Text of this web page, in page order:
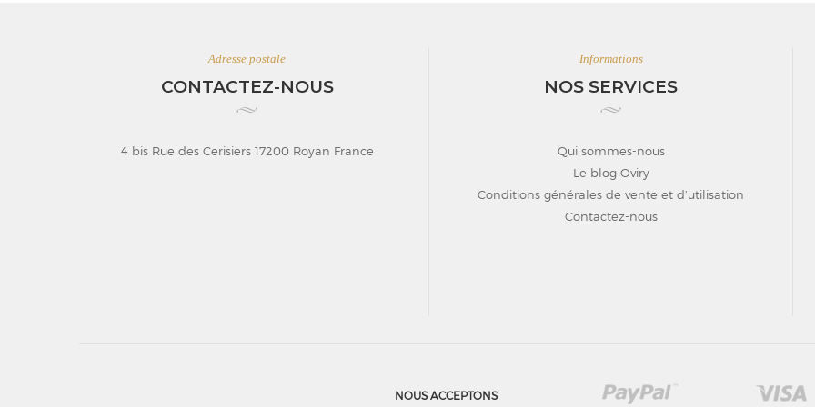
Adresse postale
CONTACTEZ-NOUS
4 bis Rue des Cerisiers 17200 Royan France
Informations
NOS SERVICES
Qui sommes-nous
Le blog Oviry
Conditions générales de vente et d’utilisation
Contactez-nous
NOUS ACCEPTONS